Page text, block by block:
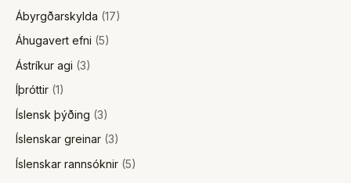
Ábyrgðarskylda (17)
Áhugavert efni (5)
Ástríkur agi (3)
Íþróttir (1)
Íslensk þýðing (3)
Íslenskar greinar (3)
Íslenskar rannsóknir (5)